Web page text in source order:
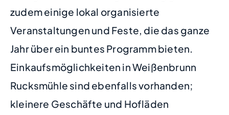
zudem einige lokal organisierte
Veranstaltungen und Feste, die das ganze
Jahr über ein buntes Programm bieten.
Einkaufsmöglichkeiten in Weißenbrunn
Rucksmühle sind ebenfalls vorhanden;
kleinere Geschäfte und Hofläden